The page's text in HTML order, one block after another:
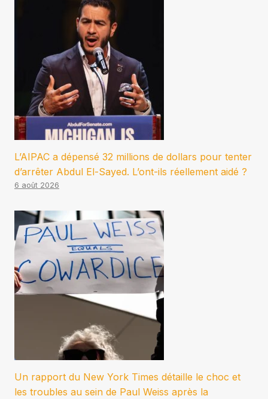
L’AIPAC a dépensé 32 millions de dollars pour tenter
d’arrêter Abdul El-Sayed. L’ont-ils réellement aidé ?
6 août 2026
Un rapport du New York Times détaille le choc et
les troubles au sein de Paul Weiss après la